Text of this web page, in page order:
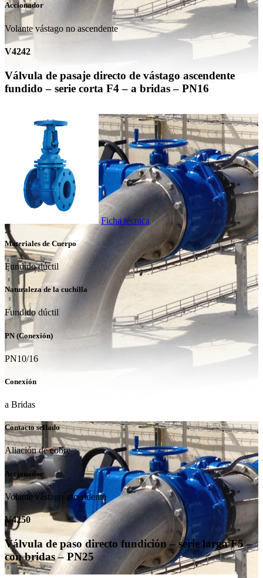
Accionador
Volante vástago no ascendente
V4242
Válvula de pasaje directo de vástago ascendente
fundido – serie corta F4 – a bridas – PN16
Ficha técnica
Materiales de Cuerpo
Fundido dúctil
Naturaleza de la cuchilla
Fundido dúctil
PN (Conexión)
PN10/16
Conexión
a Bridas
Contacto sellado
Aliación de cobre
Accionador
Volante vástago ascendente
V4250
Válvula de paso directo fundición – serie larga F5 –
con bridas – PN25